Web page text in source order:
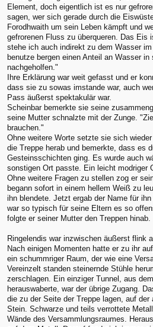
Element, doch eigentlich ist es nur
sagen, wer sich gerade durch die
Forodhwaith um sein Leben kämpft und
gefrorenen Fluss zu überqueren. Das Eis
stehe ich auch indirekt zu dem Wasser
benutze bergen einen Anteil an Wasser
nachgeholfen."
Ihre Erklärung war weit gefasst und er
dass sie zu sowas imstande war, auch
Pass äußerst spektakulär war.
Scheinbar bemerkte sie seine
seine Mutter schnalzte mit der Zunge.
brauchen."
Ohne weitere Worte setzte sie sich
die Treppe herab und bemerkte, dass es
Gesteinsschichten ging. Es wurde auch
sonstigen Ort passte. Ein leicht modriger
Ohne weitere Fragen zu stellen zog er
begann sofort in einem hellem Weiß zu
ihn blendete. Jetzt ergab der Name für
war so typisch für seine Eltern es so
folgte er seiner Mutter den Treppen hinab.
Ringelendis war inzwischen äußerst flink
Nach einigen Momenten hatte er zu ihr
ein schummriger Raum, der wie eine
Vereinzelt standen steinernde Stühle
zerschlagen. Ein einziger Tunnel, aus
herauswaberte, war der übrige Zugang.
die zu der Seite der Treppe lagen, auf
Stein. Schwarze und teils verrottete
Wände des Versammlungsraumes.